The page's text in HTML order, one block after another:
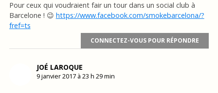
Pour ceux qui voudraient fair un tour dans un social club à
Barcelone ! 😉 https://www.facebook.com/smokebarcelona/?
fref=ts
CONNECTEZ-VOUS POUR RÉPONDRE
JOÉ LAROQUE
9 janvier 2017 à 23 h 29 min